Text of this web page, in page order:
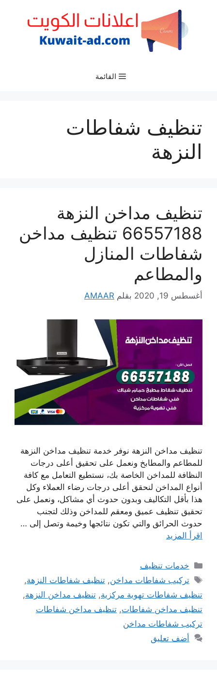
القائمة
تنظيف شفاطات
النزهة
تنظيف مداخن النزهة
66557188 تنظيف مداخن
شفاطات المنازل
والمطاعم
أغسطس 19, 2020 بقلم AMAAR
تنظيف مداخن النزهة نوفر خدمة تنظيف مداخن النزهة
للمطاعم والمطابخ ونعمل على تحقيق أعلى درجات
النظافة للمداخن الخاصة بك، نستطيع التعامل مع كافة
أنواع المداخن لنحقق أعلى درجات رضاء العملاء وكل
هذا بأقل التكاليف وبدون حدوث أي مشاكل، ونعمل على
تحقيق تنظيف عميق ومعقم للمداخن وذلك لتجنب
حدوث الحرائق والتي تكون نتائجها وخيمة وتصل إلى …
اقرأ المزيد
التصنيفات
خدمات تنظيف
الوسوم
تركيب شفاطات مداخن,تنظيف شفاطات النزهة,
تنظيف شفاطات تهوية مركزية, تنظيف مداخن النزهة,
تنظيف مداخن شفاطات, تنظيف مداخن شفاطات
تركيب شفاطات مداخن
أضف تعليق